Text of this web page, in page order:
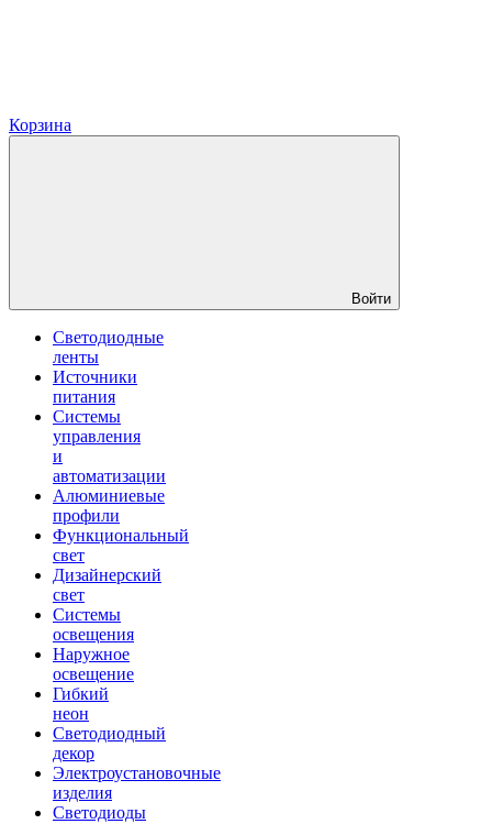
Корзина
Войти
Светодиодные
ленты
Источники
питания
Системы
управления
и
автоматизации
Алюминиевые
профили
Функциональный
свет
Дизайнерский
свет
Системы
освещения
Наружное
освещение
Гибкий
неон
Светодиодный
декор
Электроустановочные
изделия
Светодиоды